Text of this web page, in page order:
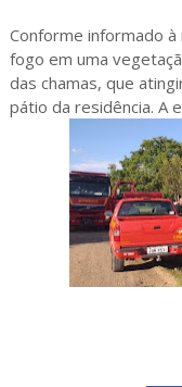
Conforme informado
fogo em uma
das chamas, que
pátio da residência. A